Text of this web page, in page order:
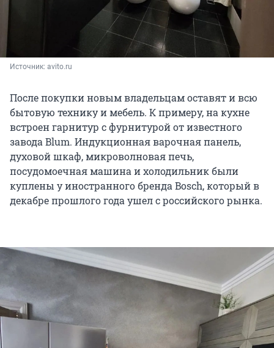
Источник: avito.ru
После покупки новым владельцам оставят и всю
бытовую технику и мебель. К примеру, на кухне
встроен гарнитур с фурнитурой от известного
завода Blum. Индукционная варочная панель,
духовой шкаф, микроволновая печь,
посудомоечная машина и холодильник были
куплены у иностранного бренда Bosch, который в
декабре прошлого года ушел с российского рынка.